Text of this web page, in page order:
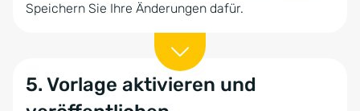
Speichern Sie Ihre Änderungen dafür.
5. Vorlage aktivieren und